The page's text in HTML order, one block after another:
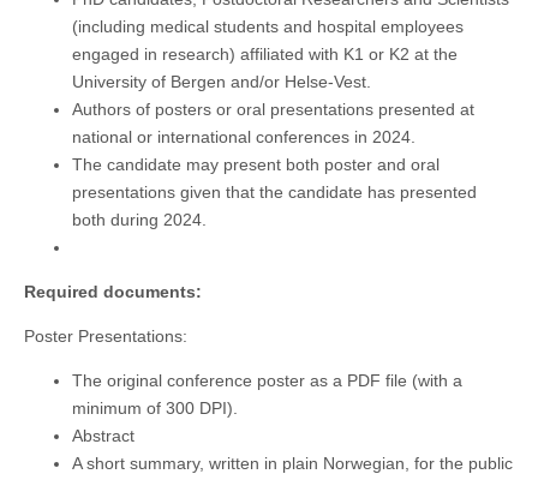
(including medical students and hospital employees
engaged in research) affiliated with K1 or K2 at the
University of Bergen and/or Helse-Vest.
Authors of posters or oral presentations presented at
national or international conferences in 2024.
The candidate may present both poster and oral
presentations given that the candidate has presented
both during 2024.
Required documents:
Poster Presentations:
The original conference poster as a PDF file (with a
minimum of 300 DPI).
Abstract
A short summary, written in plain Norwegian, for the public